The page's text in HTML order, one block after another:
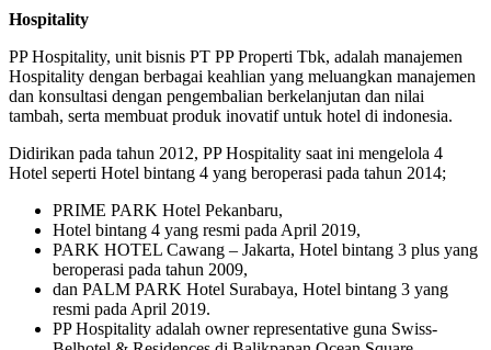
Hospitality
PP Hospitality, unit bisnis PT PP Properti Tbk, adalah manajemen
Hospitality dengan berbagai keahlian yang meluangkan manajemen
dan konsultasi dengan pengembalian berkelanjutan dan nilai
tambah, serta membuat produk inovatif untuk hotel di indonesia.
Didirikan pada tahun 2012, PP Hospitality saat ini mengelola 4
Hotel seperti Hotel bintang 4 yang beroperasi pada tahun 2014;
PRIME PARK Hotel Pekanbaru,
Hotel bintang 4 yang resmi pada April 2019,
PARK HOTEL Cawang – Jakarta, Hotel bintang 3 plus yang
beroperasi pada tahun 2009,
dan PALM PARK Hotel Surabaya, Hotel bintang 3 yang
resmi pada April 2019.
PP Hospitality adalah owner representative guna Swiss-